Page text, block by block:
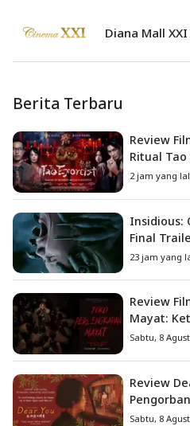
Diana Mall
Berita Terbaru
Review
Ritual
Masa Lalu
2 jam yang
Insidious:
Final
Iblis Kini
23 jam yang
Review
Mayat:
Menjadi
Sabtu, 8
Review
Sabtu, 8